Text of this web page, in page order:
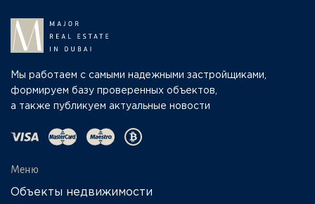
Мы работаем с самыми надежными застройщиками,
формируем базу проверенных объектов,
а также публикуем актуальные новости
Меню
Объекты недвижимости